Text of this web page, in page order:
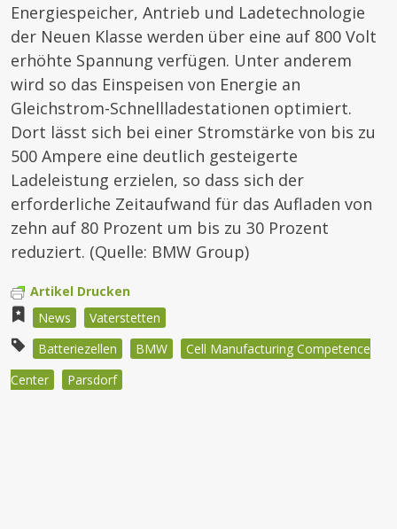
Energiespeicher, Antrieb und Ladetechnologie
der Neuen Klasse werden über eine auf 800 Volt
erhöhte Spannung verfügen. Unter anderem
wird so das Einspeisen von Energie an
Gleichstrom-Schnellladestationen optimiert.
Dort lässt sich bei einer Stromstärke von bis zu
500 Ampere eine deutlich gesteigerte
Ladeleistung erzielen, so dass sich der
erforderliche Zeitaufwand für das Aufladen von
zehn auf 80 Prozent um bis zu 30 Prozent
reduziert. (Quelle: BMW Group)
Artikel Drucken
News
Vaterstetten
Batteriezellen
BMW
Cell Manufacturing Competence
Center
Parsdorf